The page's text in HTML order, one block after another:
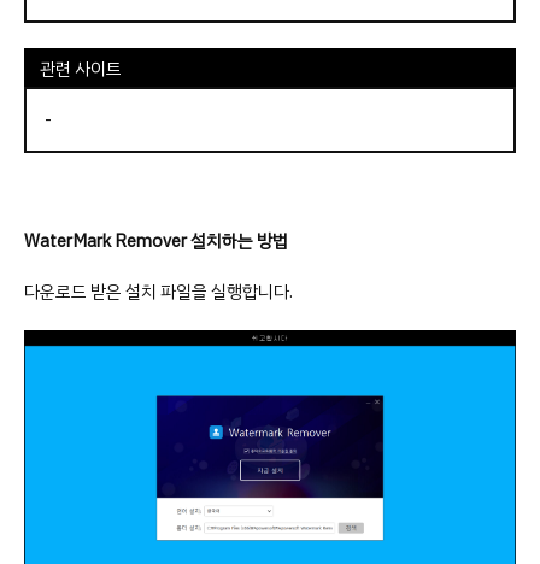
관련 사이트
-
WaterMark Remover 설치하는 방법
다운로드 받은 설치 파일을 실행합니다.